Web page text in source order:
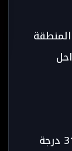
وستتراوح درجات الحرارة الدنيا، ما بين 14 و 21 درجة بمرتفعات الأطلس، وما بين 24 و 31 درجة